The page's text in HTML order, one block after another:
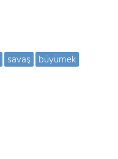
savaş büyümek